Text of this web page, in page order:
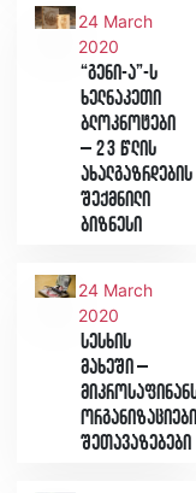
24 March
2020
“გენი-ა”-ს
ხელნაკეთი
ბლოკნოტები
– 23 წლის
ახალგაზრდების
შექმნილი
ბიზნესი
24 March
2020
სესხის
მახეში –
შეთავაზებები